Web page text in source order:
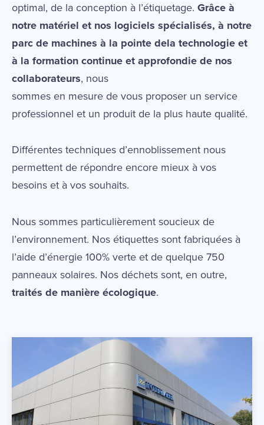
optimal, de la conception à l’étiquetage. Grâce à
notre matériel et nos logiciels spécialisés, à notre
parc de machines à la pointe dela technologie et
à la formation continue et approfondie de nos
collaborateurs, nous
sommes en mesure de vous proposer un service
professionnel et un produit de la plus haute qualité.
Différentes techniques d’ennoblissement nous
permettent de répondre encore mieux à vos
besoins et à vos souhaits.
Nous sommes particulièrement soucieux de
l’environnement. Nos étiquettes sont fabriquées à
l’aide d’énergie 100% verte et de quelque 750
panneaux solaires. Nos déchets sont, en outre,
traités de manière écologique.